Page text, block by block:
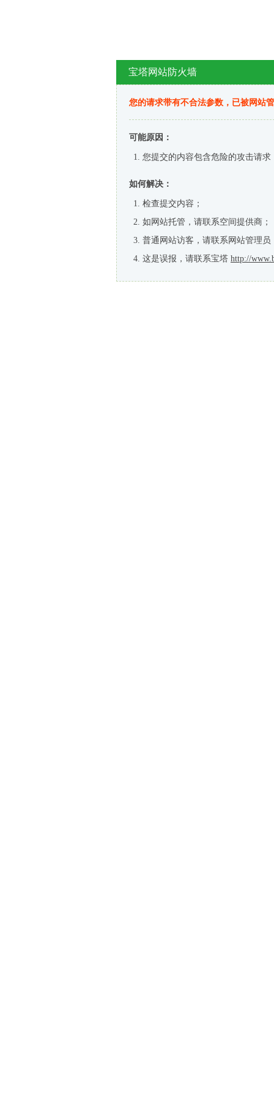
宝塔网站防火墙
您的请求带有不合法参数，已被网站
可能原因：
您提交的内容包含危险的攻击请求
如何解决：
检查提交内容；
如网站托管，请联系空间提供商；
普通网站访客，请联系网站管理员
这是误报，请联系宝塔 http://